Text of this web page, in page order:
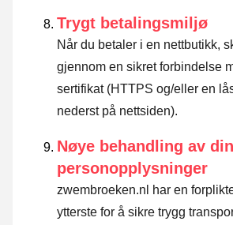
Trygt betalingsmiljø
Når du betaler i en nettbutikk,
gjennom en sikret forbindelse
sertifikat (HTTPS og/eller en
nederst på nettsiden).
Nøye behandling av
personopplysninger
zwembroeken.nl har en
ytterste for å sikre trygg